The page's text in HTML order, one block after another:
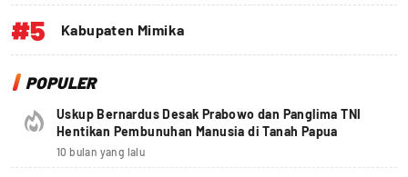
#5 Kabupaten Mimika
POPULER
Uskup Bernardus Desak Prabowo dan Panglima TNI
Hentikan Pembunuhan Manusia di Tanah Papua
10 bulan yang lalu